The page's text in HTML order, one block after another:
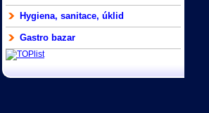
Hygiena, sanitace, úklid
Gastro bazar